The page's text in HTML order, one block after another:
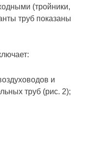
(тройники,
труб показаны
и
труб (рис. 2);